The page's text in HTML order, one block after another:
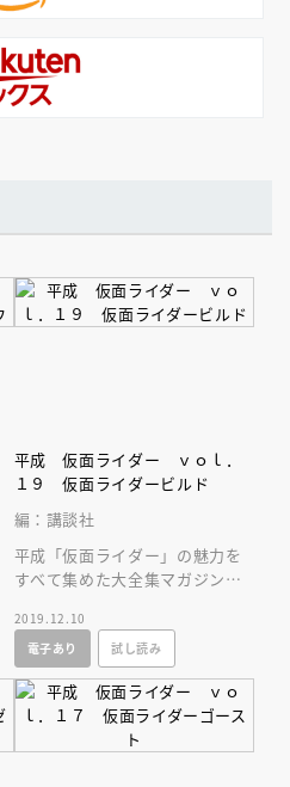
平成 仮面ライダー ｖｏｌ．
１９ 仮面ライダービルド
編：講談社
平成「仮面ライダー」の魅力を
すべて集めた大全集マガジン！
面ライダービルド」を大特集！
2019.12.10
電子あり
試し読み